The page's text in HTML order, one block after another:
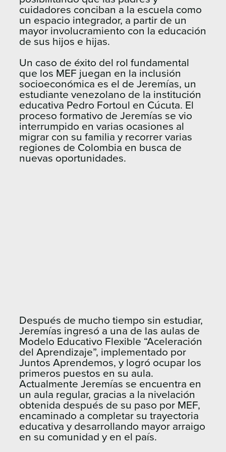
cuidadores conciban a la escuela como
un espacio integrador, a partir de un
mayor involucramiento con la educación
de sus hijos e hijas.
Un caso de éxito del rol fundamental
que los MEF juegan en la inclusión
socioeconómica es el de Jeremías, un
estudiante venezolano de la institución
educativa Pedro Fortoul en Cúcuta. El
proceso formativo de Jeremías se vio
interrumpido en varias ocasiones al
migrar con su familia y recorrer varias
regiones de Colombia en busca de
nuevas oportunidades.
Después de mucho tiempo sin estudiar,
Jeremías ingresó a una de las aulas de
Modelo Educativo Flexible “Aceleración
del Aprendizaje”, implementado por
Juntos Aprendemos, y logró ocupar los
primeros puestos en su aula.
Actualmente Jeremías se encuentra en
un aula regular, gracias a la nivelación
obtenida después de su paso por MEF,
encaminado a completar su trayectoria
educativa y desarrollando mayor arraigo
en su comunidad y en el país.